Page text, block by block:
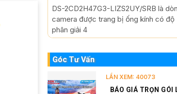
DS-2CD2H47G3-LIZS2UY/SRB là
camera được trang bị ống kính có độ
phân giải 4
Góc Tư Vấn
LẦN XEM: 40073
BÁO GIÁ TRỌN GÓI